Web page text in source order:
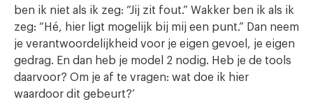
ben ik niet als ik zeg: “Jij zit fout.” Wakker ben ik als ik
zeg: “Hé, hier ligt mogelijk bij mij een punt.” Dan neem
je verantwoordelijkheid voor je eigen gevoel, je eigen
gedrag. En dan heb je model 2 nodig. Heb je de tools
daarvoor? Om je af te vragen: wat doe ik hier
waardoor dit gebeurt?’